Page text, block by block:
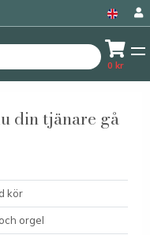
0 kr
din tjänare gå
kör
orgel